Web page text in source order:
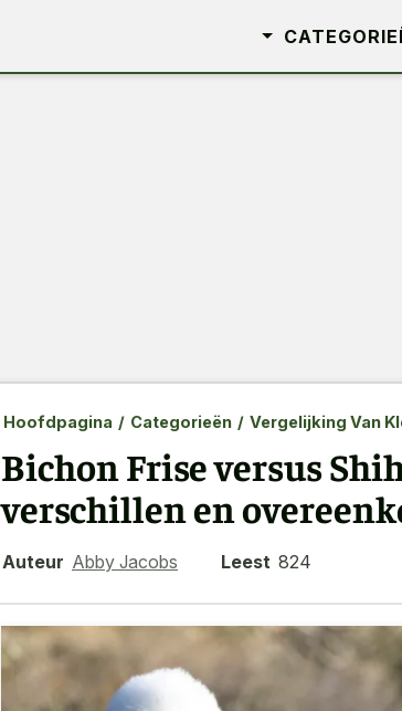
Hoofdpagina / Categorieën / Vergelijking Van
Bichon Frise versus
verschillen en
Auteur Abby Jacobs Leest 824